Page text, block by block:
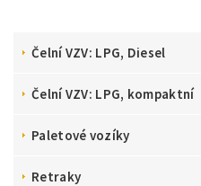
Čelní VZV: LPG, Diesel
Čelní VZV: LPG, kompaktní
Paletové vozíky
Retraky